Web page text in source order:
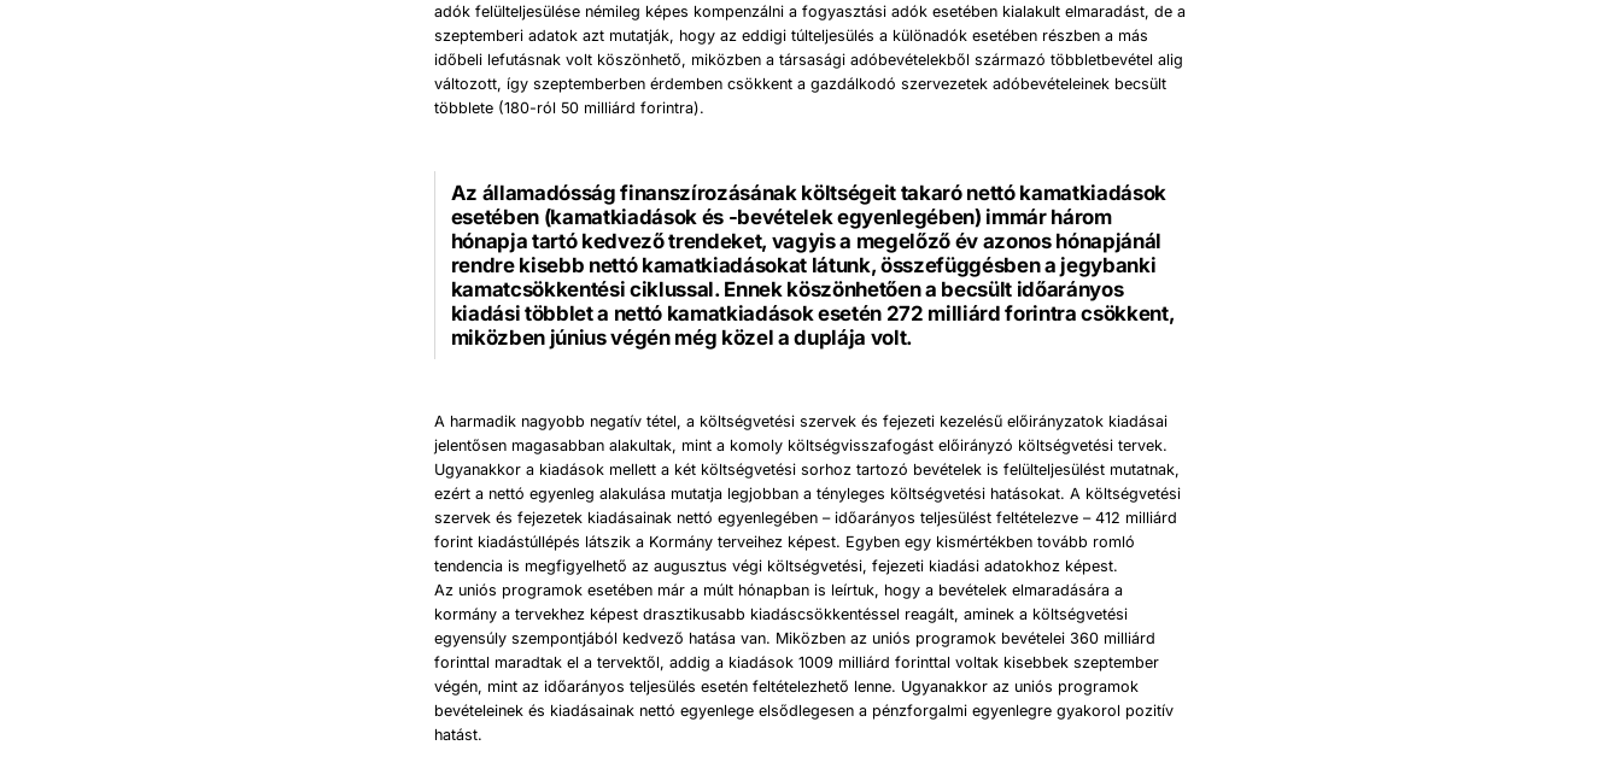
adók felülteljesülése némileg képes kompenzálni a fogyasztási adók esetében kialakult elmaradást, de a
szeptemberi adatok azt mutatják, hogy az eddigi túlteljesülés a különadók esetében részben a más
időbeli lefutásnak volt köszönhető, miközben a társasági adóbevételekből származó többletbevétel alig
változott, így szeptemberben érdemben csökkent a gazdálkodó szervezetek adóbevételeinek becsült
többlete (180-ról 50 milliárd forintra).
Az államadósság finanszírozásának költségeit takaró nettó kamatkiadások
esetében (kamatkiadások és -bevételek egyenlegében) immár három
hónapja tartó kedvező trendeket, vagyis a megelőző év azonos hónapjánál
rendre kisebb nettó kamatkiadásokat látunk, összefüggésben a jegybanki
kamatcsökkentési ciklussal. Ennek köszönhetően a becsült időarányos
kiadási többlet a nettó kamatkiadások esetén 272 milliárd forintra csökkent,
miközben június végén még közel a duplája volt.
A harmadik nagyobb negatív tétel, a költségvetési szervek és fejezeti kezelésű előirányzatok kiadásai
jelentősen magasabban alakultak, mint a komoly költségvisszafogást előirányzó költségvetési tervek.
Ugyanakkor a kiadások mellett a két költségvetési sorhoz tartozó bevételek is felülteljesülést mutatnak,
ezért a nettó egyenleg alakulása mutatja legjobban a tényleges költségvetési hatásokat. A költségvetési
szervek és fejezetek kiadásainak nettó egyenlegében – időarányos teljesülést feltételezve – 412 milliárd
forint kiadástúllépés látszik a Kormány terveihez képest. Egyben egy kismértékben tovább romló
tendencia is megfigyelhető az augusztus végi költségvetési, fejezeti kiadási adatokhoz képest.
Az uniós programok esetében már a múlt hónapban is leírtuk, hogy a bevételek elmaradására a
kormány a tervekhez képest drasztikusabb kiadáscsökkentéssel reagált, aminek a költségvetési
egyensúly szempontjából kedvező hatása van. Miközben az uniós programok bevételei 360 milliárd
forinttal maradtak el a tervektől, addig a kiadások 1009 milliárd forinttal voltak kisebbek szeptember
végén, mint az időarányos teljesülés esetén feltételezhető lenne. Ugyanakkor az uniós programok
bevételeinek és kiadásainak nettó egyenlege elsődlegesen a pénzforgalmi egyenlegre gyakorol pozitív
hatást.